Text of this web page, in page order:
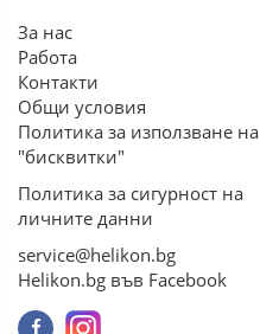
За нас
Работа
Контакти
Общи условия
Политика за използване на
"бисквитки"
Политика за сигурност на
личните данни
service@helikon.bg
Helikon.bg във Facebook